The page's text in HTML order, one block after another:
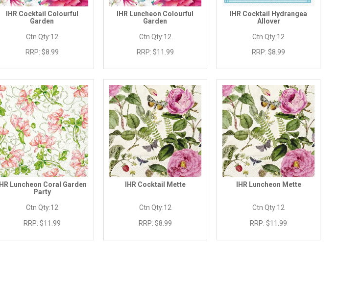
IHR Cocktail Colourful
Garden
Ctn Qty:12
RRP: $8.99
IHR Luncheon Colourful
Garden
Ctn Qty:12
RRP: $11.99
IHR Cocktail Hydrangea
Allover
Ctn Qty:12
RRP: $8.99
IHR Luncheon Coral Garden
Party
Ctn Qty:12
RRP: $11.99
IHR Cocktail Mette
Ctn Qty:12
RRP: $8.99
IHR Luncheon Mette
Ctn Qty:12
RRP: $11.99